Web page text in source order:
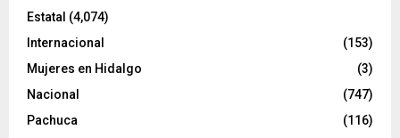
Estatal (4,074)
Internacional
(153)
Mujeres en Hidalgo
(3)
Nacional
(747)
Pachuca
(116)